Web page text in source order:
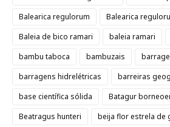
Balearica regulorum
Balearica
Baleia de bico ramari
baleia ramari
bambu taboca
bambuzais
barragens hidrelétricas
barreiras
base científica sólida
Batagur
Beatragus hunteri
beija flor estrela de